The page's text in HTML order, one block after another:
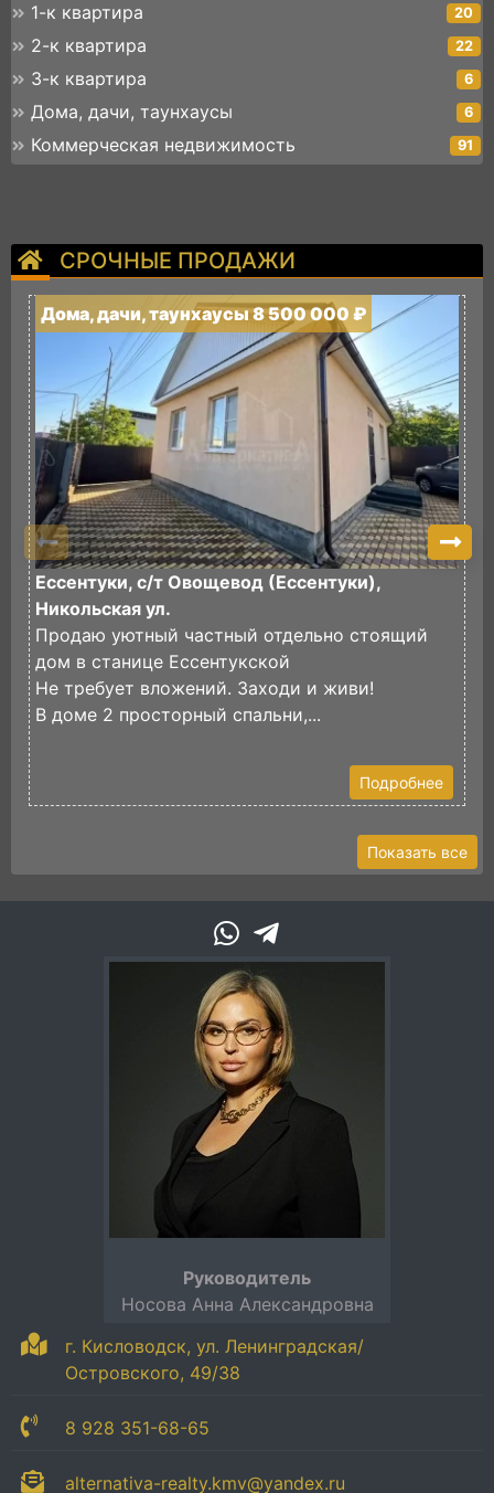
1-к квартира 20
2-к квартира 22
3-к квартира 6
Дома, дачи, таунхаусы 6
Коммерческая недвижимость 91
СРОЧНЫЕ ПРОДАЖИ
Дома, дачи, таунхаусы 8 500 000 ₽
Ессентуки, с/т Овощевод (Ессентуки),
Никольская ул.
Продаю уютный частный отдельно стоящий
дом в станице Ессентукской
Не требует вложений. Заходи и живи!
В доме 2 просторный спальни,...
Подробнее
Показать все
г. Кисловодск, ул. Ленинградская/
Островского, 49/38
8 928 351-68-65
alternativa-realty.kmv@yandex.ru
Руководитель
Носова Анна Александровна